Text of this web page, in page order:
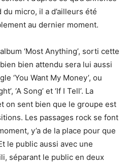
micro, il a d’ailleurs été
au dernier moment.
‘Most Anything’, sorti cette
bien attendu sera lui aussi
‘You Want My Money’, ou
‘A Song’ et ‘If I Tell’. La
on sent bien que le groupe est
Les passages rock se font
y’a de la place pour que
le public aussi avec une
séparant le public en deux